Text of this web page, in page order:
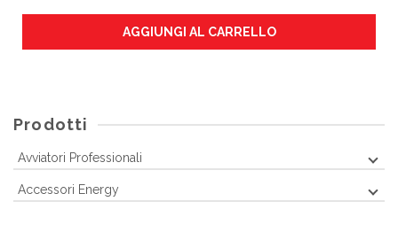
AGGIUNGI AL CARRELLO
Prodotti
Avviatori Professionali
Accessori Energy